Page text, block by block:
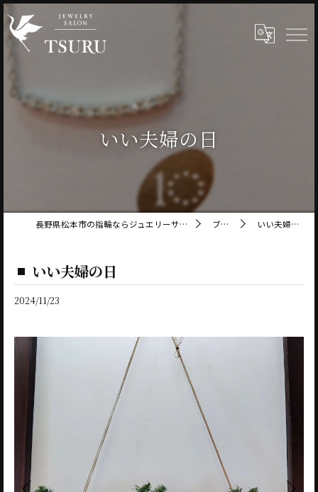
いい夫婦の日
長野県松本市の指輪ならジュエリーサロン鶴 ブログ いい夫婦の日
いい夫婦の日
2024/11/23